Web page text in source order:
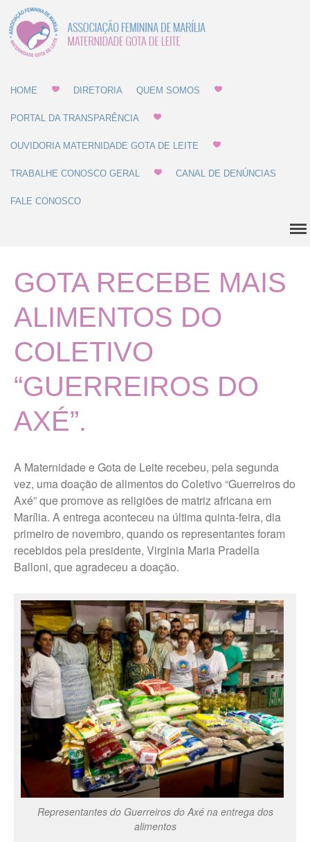
Quem Somos
Dúvidas Comuns
História
TERMOS DE USO E POLÍTICA
DE PRIVACIDADE
Portal da Transparência
Ouvidoria Maternidade Gota
de Leite
Trabalhe Conosco Geral
Novos Paulista
Trabalhe Conosco Ibirarema
Trabalhe Conosco Marília – ESF
Trabalhe Conosco Oscar
Bressane
Trabalhe Conosco Reginópolis
– SP
Trabalhe Conosco Ribeirão do
Sul – SP
Trabalhe Conosco São Pedro
do Turvo – SP
CANAL DE DENÚNCIAS
HOME DIRETORIA QUEM SOMOS
PORTAL DA TRANSPARÊNCIA
OUVIDORIA MATERNIDADE GOTA DE LEITE
TRABALHE CONOSCO GERAL CANAL DE DENÚNCIAS
FALE CONOSCO
GOTA RECEBE MAIS
ALIMENTOS DO
COLETIVO
“GUERREIROS DO
AXÉ”.
A Maternidade e Gota de Leite recebeu, pela segunda
vez, uma doação de alimentos do Coletivo “Guerreiros do
Axé” que promove as religiões de matriz africana em
Marília. A entrega aconteceu na última quinta-feira, dia
primeiro de novembro, quando os representantes foram
recebidos pela presidente, Virginia Maria Pradella
Balloni, que agradeceu a doação.
Representantes do Guerreiros do Axé na entrega dos
alimentos